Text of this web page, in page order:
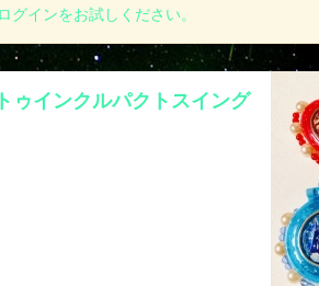
グインをお試しください。
ゥインクルパクトスイング